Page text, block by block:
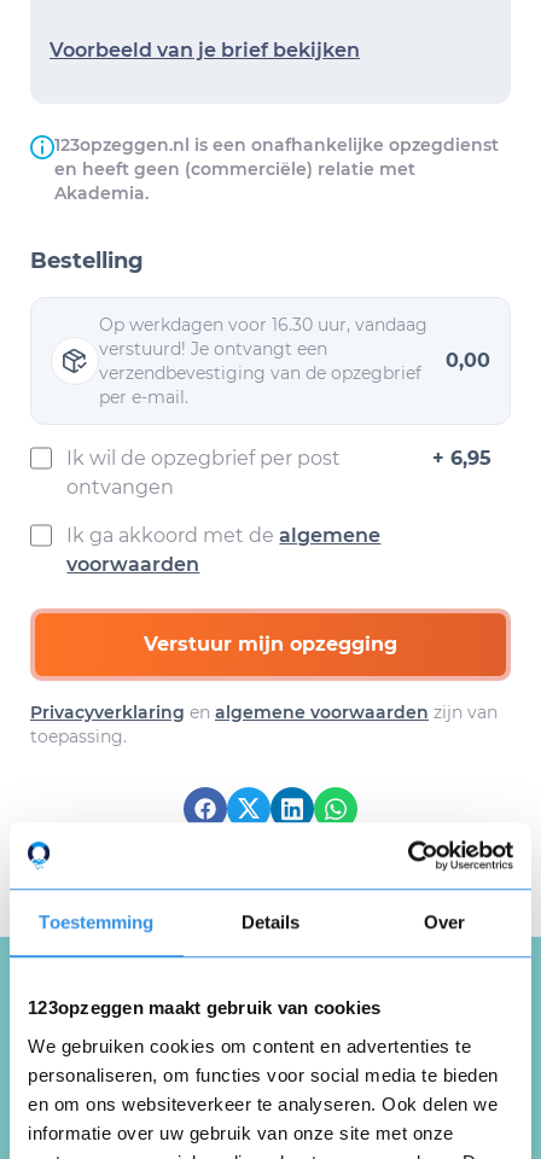
Toestemming Details Over
123opzeggen maakt gebruik van cookies
We gebruiken cookies om content en advertenties te
personaliseren, om functies voor social media te bieden
en om ons websiteverkeer te analyseren. Ook delen we
informatie over uw gebruik van onze site met onze
Voorbeeld van je brief bekijken
123opzeggen.nl is een onafhankelijke opzegdienst
en heeft geen (commerciële) relatie met
Akademia.
Bestelling
Op werkdagen voor 16.30 uur, vandaag
verstuurd! Je ontvangt een
verzendbevestiging van de opzegbrief
per e-mail.
0,00
Ik wil de opzegbrief per post
ontvangen
+ 6,95
Ik ga akkoord met dealgemene
voorwaarden
Verstuur mijn opzegging
Privacyverklaring en algemene voorwaarden zijn van
toepassing.
Schrijf een review over
Akademia